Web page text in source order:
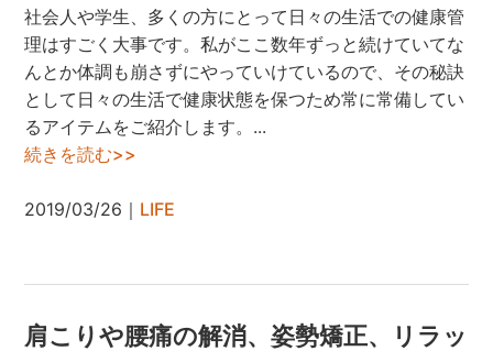
社会人や学生、多くの方にとって日々の生活での健康管
理はすごく大事です。私がここ数年ずっと続けていてな
んとか体調も崩さずにやっていけているので、その秘訣
として日々の生活で健康状態を保つため常に常備してい
るアイテムをご紹介します。...
続きを読む>>
2019/03/26｜ LIFE
肩こりや腰痛の解消、姿勢矯正、リラッ